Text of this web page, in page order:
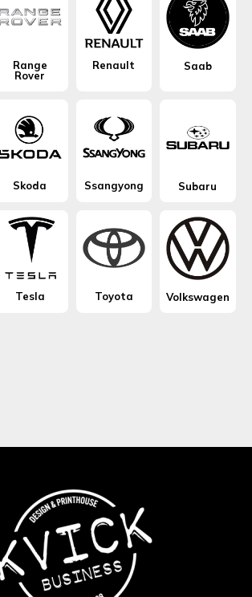
Range
Rover
Renault Saab
Skoda Ssangyong Subaru
Tesla Toyota Volkswagen